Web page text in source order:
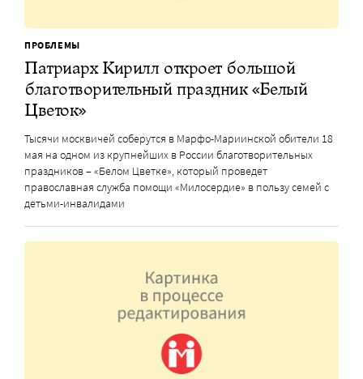
ПРОБЛЕМЫ
Патриарх Кирилл откроет большой
благотворительный праздник «Белый
Цветок»
Тысячи москвичей соберутся в Марфо-Мариинской обители 18
мая на одном из крупнейших в России благотворительных
праздников – «Белом Цветке», который проведет
православная служба помощи «Милосердие» в пользу семей с
детьми-инвалидами